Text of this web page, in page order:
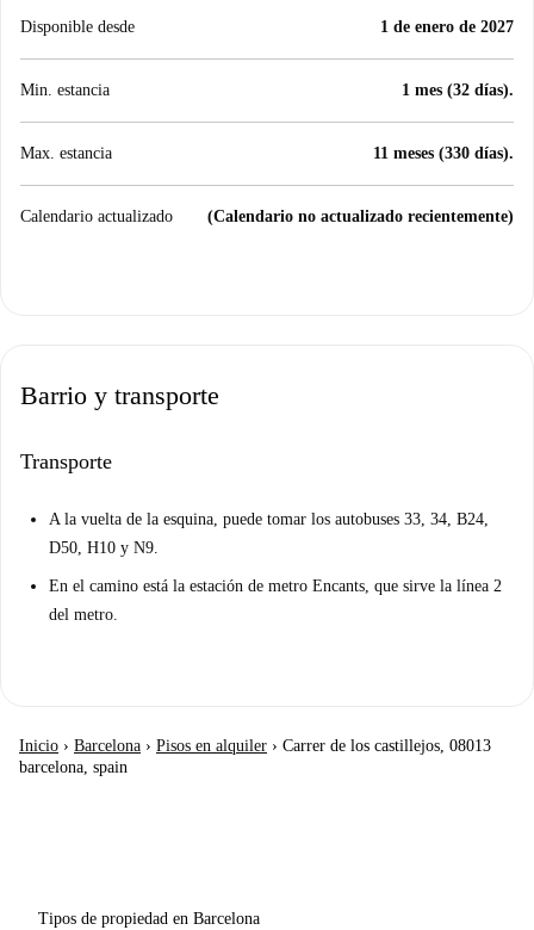
Disponible desde 1 de enero de 2027
Min. estancia 1 mes (32 días).
Max. estancia 11 meses (330 días).
Calendario actualizado (Calendario no actualizado recientemente)
Barrio y transporte
Transporte
A la vuelta de la esquina, puede tomar los autobuses 33, 34, B24,
D50, H10 y N9.
En el camino está la estación de metro Encants, que sirve la línea 2
del metro.
Inicio › Barcelona › Pisos en alquiler › Carrer de los castillejos, 08013
barcelona, spain
Tipos de propiedad en Barcelona